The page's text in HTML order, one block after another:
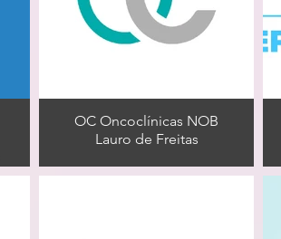
OC Oncoclínicas NOB
Lauro de Freitas